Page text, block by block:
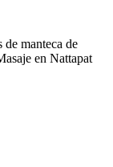
manteca de
en Nattapat